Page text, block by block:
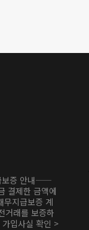
보증 안내——
결제한 금액에
무지급보증 계
거래를 보증하
입사실 확인 >